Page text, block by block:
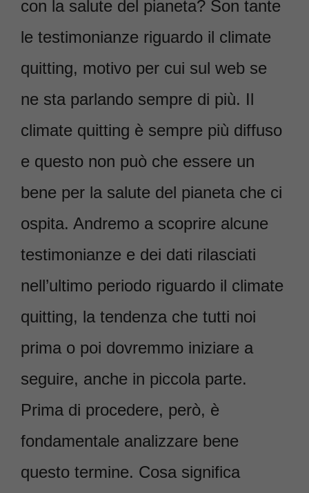
con la salute del pianeta? Son tante
le testimonianze riguardo il climate
quitting, motivo per cui sul web se
ne sta parlando sempre di più. Il
climate quitting è sempre più diffuso
e questo non può che essere un
bene per la salute del pianeta che ci
ospita. Andremo a scoprire alcune
testimonianze e dei dati rilasciati
nell’ultimo periodo riguardo il climate
quitting, la tendenza che tutti noi
prima o poi dovremmo iniziare a
seguire, anche in piccola parte.
Prima di procedere, però, è
fondamentale analizzare bene
questo termine. Cosa significa